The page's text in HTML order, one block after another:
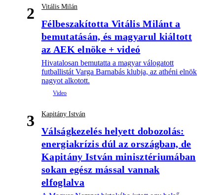
2 Vitális Milán
Félbeszakította Vitális Milánt a
bemutatásán, és magyarul kiáltott
az AEK elnöke + videó
Hivatalosan bemutatta a magyar válogatott
futballistát Varga Barnabás klubja, az athéni elnök
nagyot alkotott.
3 Kapitány István
Válságkezelés helyett dobozolás:
energiakrízis dúl az országban, de
Kapitány István minisztériumában
sokan egész mással vannak
elfoglalva